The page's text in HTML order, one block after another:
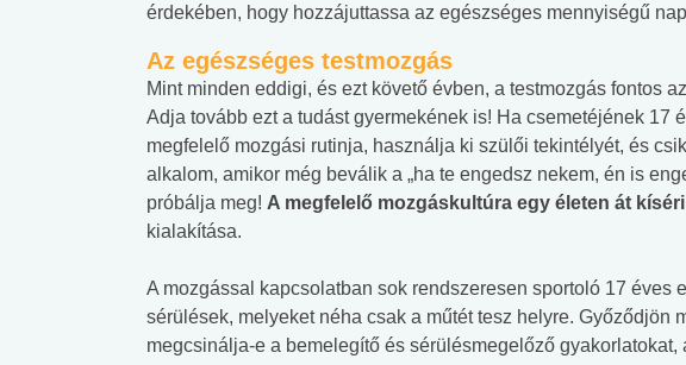
érdekében, hogy hozzájuttassa az egészséges mennyiségű
Az egészséges testmozgás
Mint minden eddigi, és ezt követő évben, a testmozgás fontos
Adja tovább ezt a tudást gyermekének is! Ha csemetéjének 17
megfelelő mozgási rutinja, használja ki szülői tekintélyét, és
alkalom, amikor még beválik a „ha te engedsz nekem, én is
próbálja meg! A megfelelő mozgáskultúra egy életen át
kialakítása.
A mozgással kapcsolatban sok rendszeresen sportoló 17 éves
sérülések, melyeket néha csak a műtét tesz helyre. Győződjön
megcsinálja-e a bemelegítő és sérülésmegelőző gyakorlatokat,